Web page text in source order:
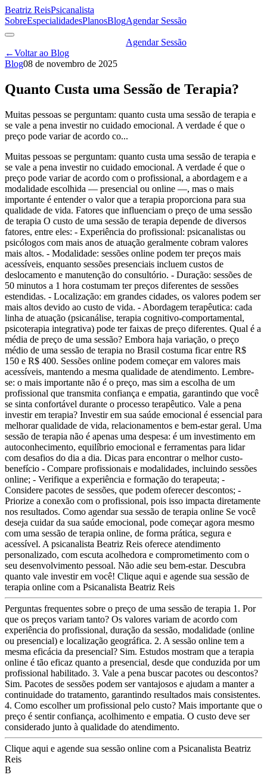
Beatriz ReisPsicanalista
SobreEspecialidadesPlanosBlogAgendar Sessão
Agendar Sessão
←Voltar ao Blog
Blog08 de novembro de 2025
Quanto Custa uma Sessão de Terapia?
Muitas pessoas se perguntam: quanto custa uma sessão de terapia e
se vale a pena investir no cuidado emocional. A verdade é que o
preço pode variar de acordo co...
Muitas pessoas se perguntam: quanto custa uma sessão de terapia e
se vale a pena investir no cuidado emocional. A verdade é que o
preço pode variar de acordo com o profissional, a abordagem e a
modalidade escolhida — presencial ou online —, mas o mais
importante é entender o valor que a terapia proporciona para sua
qualidade de vida. Fatores que influenciam o preço de uma sessão
de terapia O custo de uma sessão de terapia depende de diversos
fatores, entre eles: - Experiência do profissional: psicanalistas ou
psicólogos com mais anos de atuação geralmente cobram valores
mais altos. - Modalidade: sessões online podem ter preços mais
acessíveis, enquanto sessões presenciais incluem custos de
deslocamento e manutenção do consultório. - Duração: sessões de
50 minutos a 1 hora costumam ter preços diferentes de sessões
estendidas. - Localização: em grandes cidades, os valores podem ser
mais altos devido ao custo de vida. - Abordagem terapêutica: cada
linha de atuação (psicanálise, terapia cognitivo-comportamental,
psicoterapia integrativa) pode ter faixas de preço diferentes. Qual é a
média de preço de uma sessão? Embora haja variação, o preço
médio de uma sessão de terapia no Brasil costuma ficar entre R$
150 e R$ 400. Sessões online podem começar em valores mais
acessíveis, mantendo a mesma qualidade de atendimento. Lembre-
se: o mais importante não é o preço, mas sim a escolha de um
profissional que transmita confiança e empatia, garantindo que você
se sinta confortável durante o processo terapêutico. Vale a pena
investir em terapia? Investir em sua saúde emocional é essencial para
melhorar qualidade de vida, relacionamentos e bem-estar geral. Uma
sessão de terapia não é apenas uma despesa: é um investimento em
autoconhecimento, equilíbrio emocional e ferramentas para lidar
com desafios do dia a dia. Dicas para encontrar o melhor custo-
benefício - Compare profissionais e modalidades, incluindo sessões
online; - Verifique a experiência e formação do terapeuta; -
Considere pacotes de sessões, que podem oferecer descontos; -
Priorize a conexão com o profissional, pois isso impacta diretamente
nos resultados. Como agendar sua sessão de terapia online Se você
deseja cuidar da sua saúde emocional, pode começar agora mesmo
com uma sessão de terapia online, de forma prática, segura e
acessível. A psicanalista Beatriz Reis oferece atendimento
personalizado, com escuta acolhedora e comprometimento com o
seu desenvolvimento pessoal. Não adie seu bem-estar. Descubra
quanto vale investir em você! Clique aqui e agende sua sessão de
terapia online com a Psicanalista Beatriz Reis
Perguntas frequentes sobre o preço de uma sessão de terapia 1. Por
que os preços variam tanto? Os valores variam de acordo com
experiência do profissional, duração da sessão, modalidade (online
ou presencial) e localização geográfica. 2. A sessão online tem a
mesma eficácia da presencial? Sim. Estudos mostram que a terapia
online é tão eficaz quanto a presencial, desde que conduzida por um
profissional habilitado. 3. Vale a pena buscar pacotes ou descontos?
Sim. Pacotes de sessões podem ser vantajosos e ajudam a manter a
continuidade do tratamento, garantindo resultados mais consistentes.
4. Como escolher um profissional pelo custo? Mais importante que o
preço é sentir confiança, acolhimento e empatia. O custo deve ser
considerado junto à qualidade do atendimento.
Clique aqui e agende sua sessão online com a Psicanalista Beatriz
Reis
B